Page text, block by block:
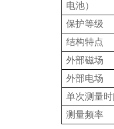
电池）
保护等级
结构特点
外部磁场
外部电场
单次测量
测量频率